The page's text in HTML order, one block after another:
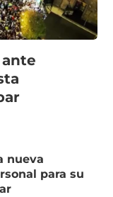
nueva
para su